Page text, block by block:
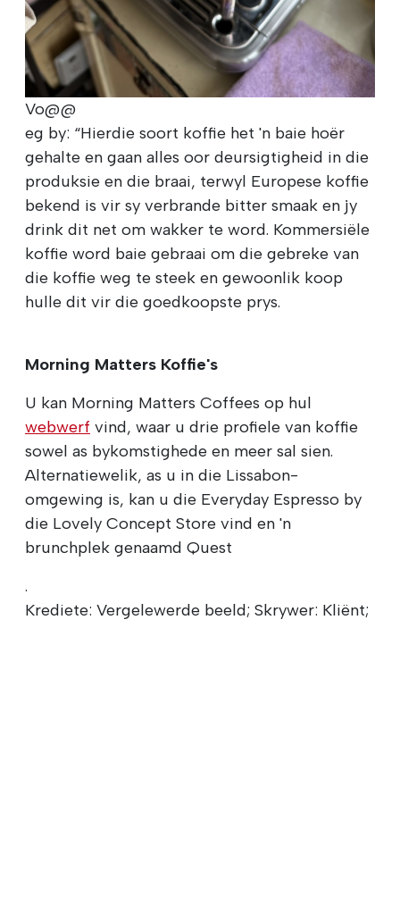
Vo@@
eg by: “Hierdie soort koffie het 'n baie hoër
gehalte en gaan alles oor deursigtigheid in die
produksie en die braai, terwyl Europese koffie
bekend is vir sy verbrande bitter smaak en jy
drink dit net om wakker te word. Kommersiële
koffie word baie gebraai om die gebreke van
die koffie weg te steek en gewoonlik koop
hulle dit vir die goedkoopste prys.
Morning Matters Koffie's
U kan Morning Matters Coffees op hul
webwerf vind, waar u drie profiele van koffie
sowel as bykomstighede en meer sal sien.
Alternatiewelik, as u in die Lissabon-
omgewing is, kan u die Everyday Espresso by
die Lovely Concept Store vind en 'n
brunchplek genaamd Quest
.
Krediete: Vergelewerde beeld; Skrywer: Kliënt;